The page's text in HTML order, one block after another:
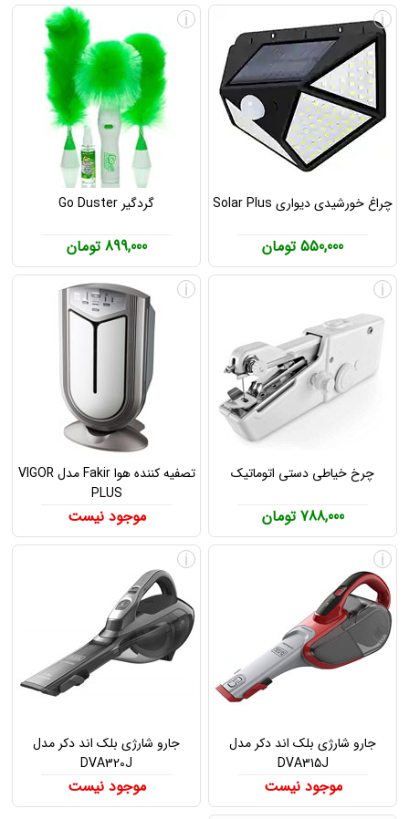
چراغ خورشیدی دیواری Solar Plus
550,000 تومان
i
گردگیر Go Duster
899,000 تومان
i
چرخ خیاطی دستی اتوماتیک
788,000 تومان
i
تصفیه کننده هوا Fakir مدل VIGOR
PLUS
موجود نیست
i
جارو شارژی بلک اند دکر مدل
DVA315J
موجود نیست
i
جارو شارژی بلک اند دکر مدل
DVA320J
موجود نیست
i